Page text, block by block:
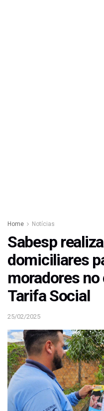
Home Notícias
Sabesp
domiciliares
moradores
Tarifa Social
25/02/2025